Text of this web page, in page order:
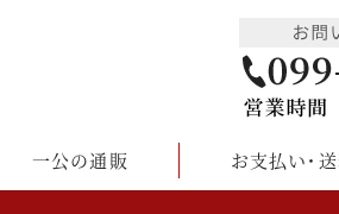
一公の通販 お支払い・